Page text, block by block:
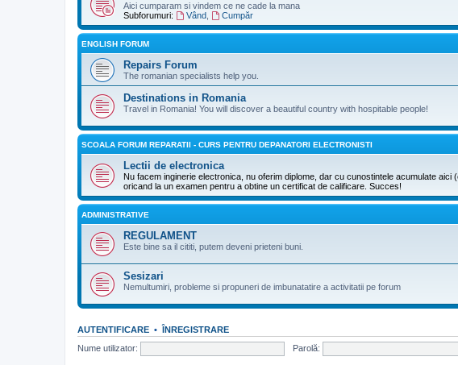
Aici cumparam si vindem ce ne cade la mana
Subforumuri:
Vând, Cumpăr
ENGLISH FORUM
Repairs Forum
The romanian specialists help you.
Destinations in Romania
Travel in Romania! You will discover a beautiful country with hospitable people!
SCOALA FORUM REPARATII - CURS PENTRU DEPANATORI ELECTRONISTI
Lectii de electronica
Nu facem inginerie electronica, nu oferim diplome, dar cu cunostintele acumulate
oricand la un examen pentru a obtine un certificat de calificare. Succes!
ADMINISTRATIVE
REGULAMENT
Este bine sa il cititi, putem deveni prieteni buni.
Sesizari
Nemultumiri, probleme si propuneri de imbunatatire a activitatii pe forum
AUTENTIFICARE • ÎNREGISTRARE
Nume utilizator:
Parolă: